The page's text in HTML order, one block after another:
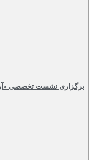
برگزاری نشست تخصصی